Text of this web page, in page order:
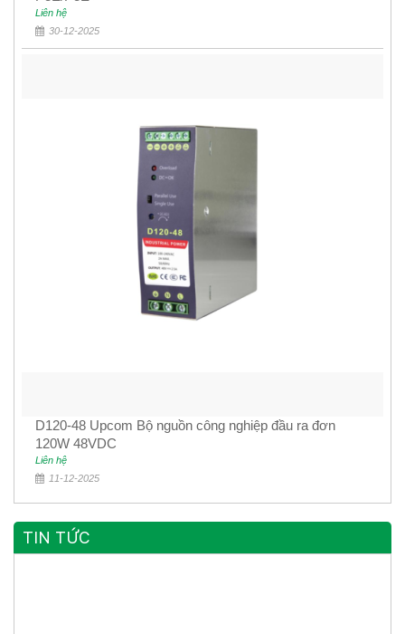
Liên hệ
30-12-2025
D120-48 Upcom Bộ nguồn công nghiệp đầu ra đơn
120W 48VDC
Liên hệ
11-12-2025
TIN TỨC